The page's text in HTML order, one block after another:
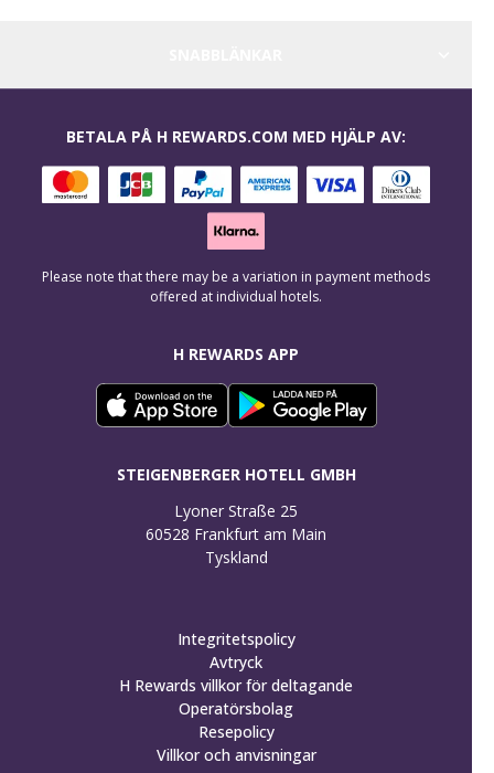
H REWARDS APP
STEIGENBERGER HOTELL GMBH
Lyoner Straße 25
60528 Frankfurt am Main
Tyskland
BETALA PÅ H REWARDS.COM MED HJÄLP AV:
Please note that there may be a variation in payment methods
offered at individual hotels.
Integritetspolicy
Avtryck
H Rewards villkor för deltagande
Operatörsbolag
Resepolicy
Villkor och anvisningar